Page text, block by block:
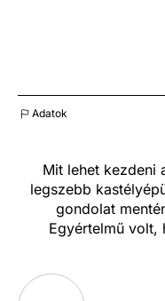
Adatok
Mit lehet kezdeni
legszebb
gondolat
Egyértelmű volt,
tartani. Rengeteg